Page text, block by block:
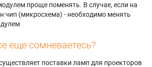
проще поменять. В случае, если на
чип (микросхема) - необходимо менять
еще сомневаетесь?
поставки ламп для проекторов